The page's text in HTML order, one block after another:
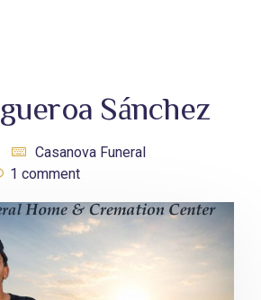
Sánchez
Casanova Funeral
1 comment